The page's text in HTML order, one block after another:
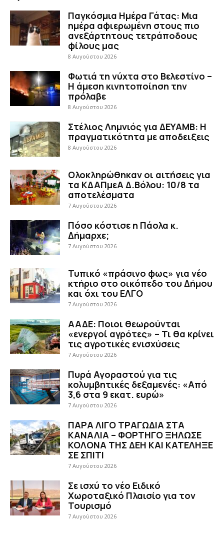
Παγκόσμια Ημέρα Γάτας: Μια
ημέρα αφιερωμένη στους πιο
ανεξάρτητους τετράποδους
φίλους μας
8 Αυγούστου 2026
Φωτιά τη νύχτα στο Βελεστίνο –
Η άμεση κινητοποίηση την
πρόλαβε
8 Αυγούστου 2026
Στέλιος Λημνιός για ΔΕΥΑΜΒ: Η
πραγματικότητα με αποδειξεις
8 Αυγούστου 2026
Ολοκληρώθηκαν οι αιτήσεις για
τα ΚΔΑΠμεΑ Δ.Βόλου: 10/8 τα
αποτελέσματα
7 Αυγούστου 2026
Πόσο κόστισε η Πάολα κ.
Δήμαρχε;
7 Αυγούστου 2026
Τυπικό «πράσινο φως» για νέο
κτήριο στο οικόπεδο του Δήμου
και όχι του ΕΛΓΟ
7 Αυγούστου 2026
ΑΑΔΕ: Ποιοι θεωρούνται
«ενεργοί αγρότες» – Τι θα κρίνει
τις αγροτικές ενισχύσεις
7 Αυγούστου 2026
Πυρά Αγοραστού για τις
κολυμβητικές δεξαμενές: «Από
3,6 στα 9 εκατ. ευρώ»
7 Αυγούστου 2026
ΠΑΡΑ ΛΙΓΟ ΤΡΑΓΩΔΙΑ ΣΤΑ
ΚΑΝΑΛΙΑ – ΦΟΡΤΗΓΟ ΞΗΛΩΣΕ
ΚΟΛΟΝΑ ΤΗΣ ΔΕΗ ΚΑΙ ΚΑΤΕΛΗΞΕ
ΣΕ ΣΠΙΤΙ
7 Αυγούστου 2026
Σε ισχύ το νέο Ειδικό
Χωροταξικό Πλαισίο για τον
Τουρισμό
7 Αυγούστου 2026